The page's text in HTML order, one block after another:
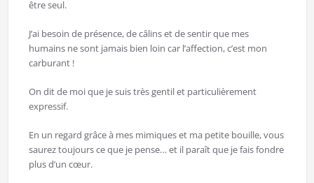
être seul.
J’ai besoin de présence, de câlins et de sentir que mes
humains ne sont jamais bien loin car l’affection, c’est mon
carburant !
On dit de moi que je suis très gentil et particulièrement
expressif.
En un regard grâce à mes mimiques et ma petite bouille, vous
saurez toujours ce que je pense… et il paraît que je fais fondre
plus d’un cœur.